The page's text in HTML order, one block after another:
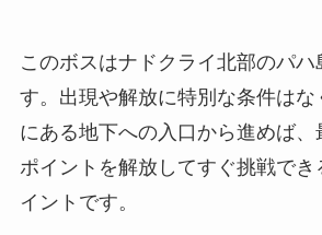
このボスはナドクライ北部のパハ
す。出現や解放に特別な条件はな
にある地下への入口から進めば
ポイントを解放してすぐ挑戦でき
イントです。